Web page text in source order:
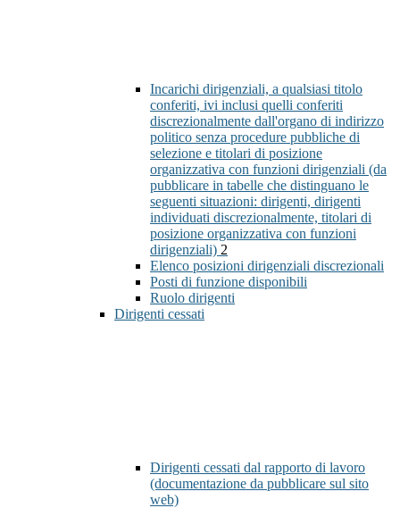
Incarichi dirigenziali, a qualsiasi titolo
conferiti, ivi inclusi quelli conferiti
discrezionalmente dall'organo di indirizzo
politico senza procedure pubbliche di
selezione e titolari di posizione
organizzativa con funzioni dirigenziali (da
pubblicare in tabelle che distinguano le
seguenti situazioni: dirigenti, dirigenti
individuati discrezionalmente, titolari di
posizione organizzativa con funzioni
dirigenziali) 2
Elenco posizioni dirigenziali discrezionali
Posti di funzione disponibili
Ruolo dirigenti
Dirigenti cessati
Dirigenti cessati dal rapporto di lavoro
(documentazione da pubblicare sul sito
web)